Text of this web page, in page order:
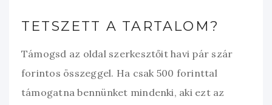
TETSZETT A TARTALOM?
Támogsd az oldal szerkesztőit havi pár szár
forintos összeggel. Ha csak 500 forinttal
támogatna bennünket mindenki, aki ezt az